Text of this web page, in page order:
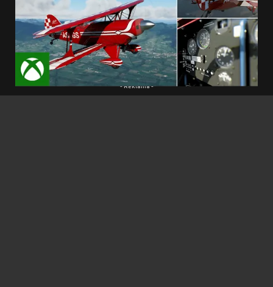
alebo čo v nich bude chýbať.Druhá polovica
traileru ukazuje množstvo lietadiel v Premium
Deluxe a v Deluxe edíciia taktiež letiská, ku
ktorým budete mať prístup, pokiaľ sa rozhodnete
práve pre tieto 2.
- Reklama -